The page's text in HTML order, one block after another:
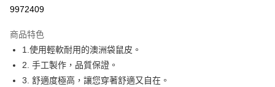
全盈+PAY
ATM付款
9972409
商品特色
1.使用輕軟耐用的澳洲袋鼠皮。
2. 手工製作，品質保證。
3. 舒適度極高，讓您穿著舒適又自在。